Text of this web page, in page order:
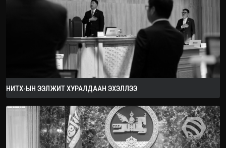
2026.09.05
НИТХ-ЫН ЭЭЛЖИТ ХУРАЛДААН ЭХЭЛЛЭЭ